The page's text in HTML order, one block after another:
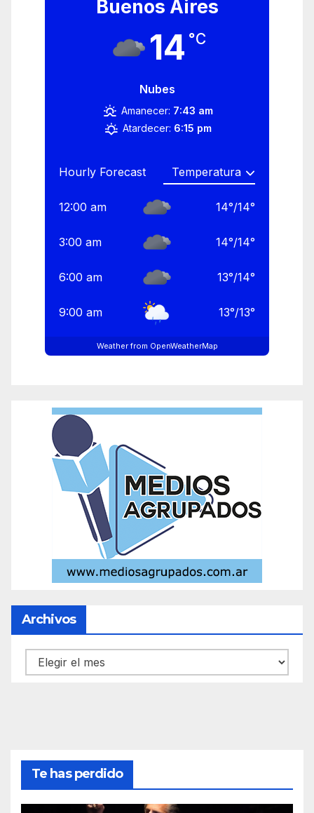
Buenos Aires
14 °C
Nubes
Amanecer: 7:43 am
Atardecer: 6:15 pm
Hourly Forecast
12:00 am 14°/14°
3:00 am 14°/14°
6:00 am 13°/14°
9:00 am 13°/13°
Weather from OpenWeatherMap
Archivos
Archivos
Te has perdido